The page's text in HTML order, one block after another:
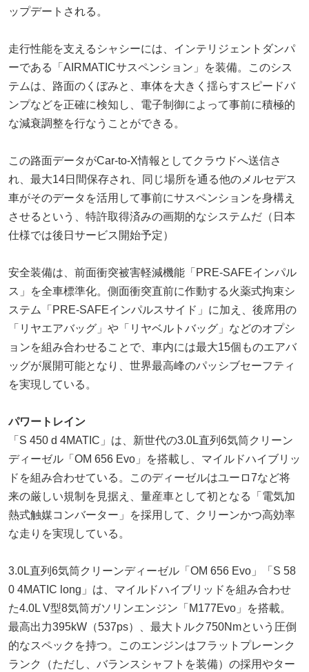
ップデートされる。
走行性能を支えるシャシーには、インテリジェントダンパ
ーである「AIRMATICサスペンション」を装備。このシス
テムは、路面のくぼみと、車体を大きく揺らすスピードバ
ンプなどを正確に検知し、電子制御によって事前に積極的
な減衰調整を行なうことができる。
この路面データがCar-to-X情報としてクラウドへ送信さ
れ、最大14日間保存され、同じ場所を通る他のメルセデス
車がそのデータを活用して事前にサスペンションを身構え
させるという、特許取得済みの画期的なシステムだ（日本
仕様では後日サービス開始予定）
安全装備は、前面衝突被害軽減機能「PRE-SAFEインパル
ス」を全車標準化。側面衝突直前に作動する火薬式拘束シ
ステム「PRE-SAFEインパルスサイド」に加え、後席用の
「リヤエアバッグ」や「リヤベルトバッグ」などのオプシ
ョンを組み合わせることで、車内には最大15個ものエアバ
ッグが展開可能となり、世界最高峰のパッシブセーフティ
を実現している。
パワートレイン
「S 450 d 4MATIC」は、新世代の3.0L直列6気筒クリーン
ディーゼル「OM 656 Evo」を搭載し、マイルドハイブリッ
ドを組み合わせている。このディーゼルはユーロ7など将
来の厳しい規制を見据え、量産車として初となる「電気加
熱式触媒コンバーター」を採用して、クリーンかつ高効率
な走りを実現している。
3.0L直列6気筒クリーンディーゼル「OM 656 Evo」「S 58
0 4MATIC long」は、マイルドハイブリッドを組み合わせ
た4.0L V型8気筒ガソリンエンジン「M177Evo」を搭載。
最高出力395kW（537ps）、最大トルク750Nmという圧倒
的なスペックを持つ。このエンジンはフラットプレーンク
ランク（ただし、バランスシャフトを装備）の採用やター